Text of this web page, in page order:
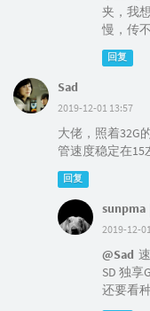
夹，我
慢，传
回复
Sad
2019-12-01 13:57
大佬，照着32G
管速度稳定在15
回复
sunpma
2019-12-
@Sad
SD 独
还要看